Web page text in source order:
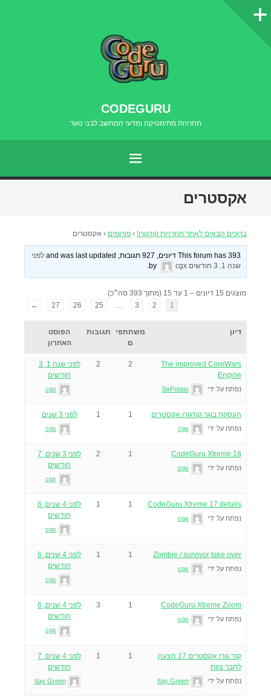
סרגל
CODEGURU
תחרויות מתימטיקה ומדעי המחשב לבני נוער
תפריט
דילוג
לתוכן
אקסטרים
ברוכים הבאים לאתר תחרויות קודגורו! › פורומים › אקסטרים
This forum has 393 דיונים, 927 תגובות, and was last updated
לפני
שנה 1, 3 חודשים
by
cgx
.
מוצגים 15 דיונים – 1 עד 15 (מתוך 393 סה״כ)
1
2
3
…
25
26
27
←
דיון
משתתפי
ם
תגובות
הפוסט
האחרון
The improved CoreWars
Engine
נפתח על ידי StrPotato
2
2
לפני שנה 1, 3
חודשים
cgx
העסקת בוגר קודגורו אקסטרים
נפתח על ידי cgx
1
1 לפני 3 שנים
cgx
CodeGuru Xtreme 18
נפתח על ידי cgx
1
2
לפני 3 שנים, 7
חודשים
cgx
CodeGuru Xtreme 17 details
נפתח על ידי cgx
1
1
לפני 4 שנים, 6
חודשים
cgx
Zombie / survivor take over
נפתח על ידי cgx
1
1
לפני 4 שנים, 6
חודשים
cgx
CodeGuru Xtreme Zoom
נפתח על ידי cgx
1
3
לפני 4 שנים, 6
חודשים
cgx
קוד גורו אקסטרים 17 הצעה
לחבר צוות
נפתח על ידי Itay Green
1
1
לפני 4 שנים, 7
חודשים
Itay Green